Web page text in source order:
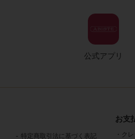
公式アプリ
特定商取引法に基づく表記
お支
・ク